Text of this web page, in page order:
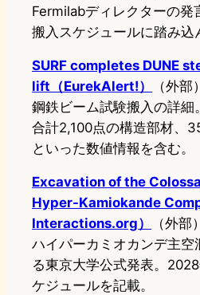
Fermilabディレクターの発
搬入スケジュールに踏み込
SURF completes DUNE
lift（EurekAlert!）
（外部）
鋼鉄ビーム試験搬入の詳細
合計2,100点の構造部材、
といった数値情報を含む。
Excavation of the
Hyper-Kamiokande
Interactions.org）
（外部）
ハイパーカミオカンデ主空
る東京大学公式発表。
ケジュールを記載。